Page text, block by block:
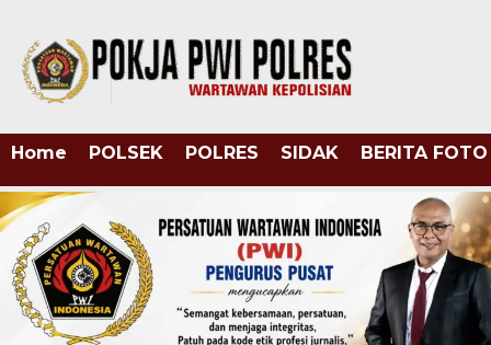
Home POLSEK POLRES SIDAK BERITA FOTO